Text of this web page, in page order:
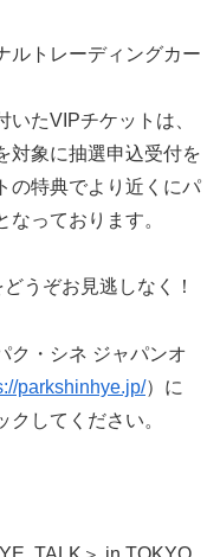
ルトレーディングカー
たVIPチケットは、
対象に抽選申込受付を
の特典でより近くにパ
っております。
うぞお見逃しなく！
ク・シネ ジャパンオ
parkshinhye.jp/）に
してください。